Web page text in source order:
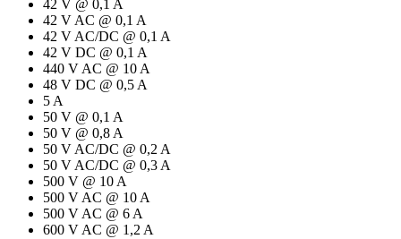
42 V @ 0,1 A
42 V AC @ 0,1 A
42 V AC/DC @ 0,1 A
42 V DC @ 0,1 A
440 V AC @ 10 A
48 V DC @ 0,5 A
5 A
50 V @ 0,1 A
50 V @ 0,8 A
50 V AC/DC @ 0,2 A
50 V AC/DC @ 0,3 A
500 V @ 10 A
500 V AC @ 10 A
500 V AC @ 6 A
600 V AC @ 1,2 A